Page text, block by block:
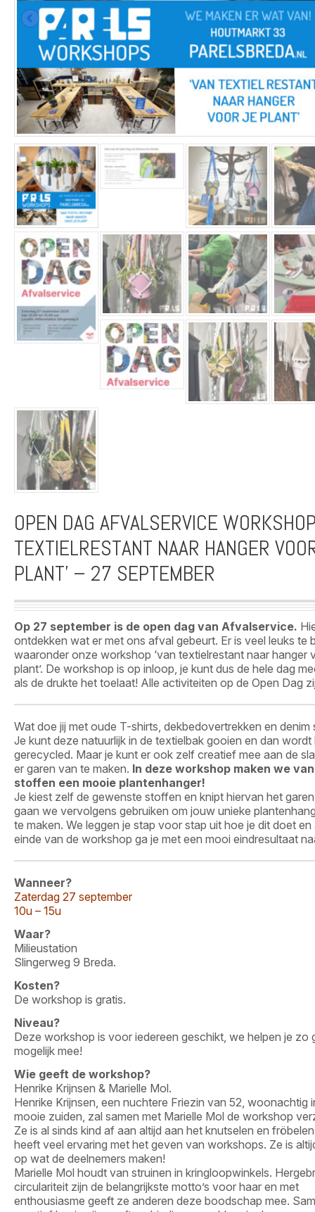
OPEN DAG AFVALSERVICE
TEXTIELRESTANT NAAR HANGER
PLANT’ – 27 SEPTEMBER
Op 27 september is de open dag van Afvalservice.
ontdekken wat er met ons afval gebeurt. Er is veel leuks te
waaronder onze workshop ‘van textielrestant naar hanger
plant’. De workshop is op inloop, je kunt dus de hele dag
als de drukte het toelaat! Alle activiteiten op de Open Dag
Wat doe jij met oude T-shirts, dekbedovertrekken en denim
Je kunt deze natuurlijk in de textielbak gooien en dan wordt
gerecycled. Maar je kunt er ook zelf creatief mee aan de
er garen van te maken. In deze workshop maken we
stoffen een mooie plantenhanger!
Je kiest zelf de gewenste stoffen en knipt hiervan het
gaan we vervolgens gebruiken om jouw unieke
te maken. We leggen je stap voor stap uit hoe je dit doet en
einde van de workshop ga je met een mooi eindresultaat
Wanneer?
Zaterdag 27 september
10u – 15u
Waar?
Milieustation
Slingerweg 9 Breda.
Kosten?
De workshop is gratis.
Niveau?
Deze workshop is voor iedereen geschikt, we helpen je zo
mogelijk mee!
Wie geeft de workshop?
Henrike Krijnsen & Marielle Mol.
Henrike Krijnsen, een nuchtere Friezin van 52, woonachtig
mooie zuiden, zal samen met Marielle Mol de workshop
Ze is al sinds kind af aan altijd aan het knutselen en
heeft veel ervaring met het geven van workshops. Ze is
op wat de deelnemers maken!
Marielle Mol houdt van struinen in kringloopwinkels.
circulariteit zijn de belangrijkste motto’s voor haar en met
enthousiasme geeft ze anderen deze boodschap mee.